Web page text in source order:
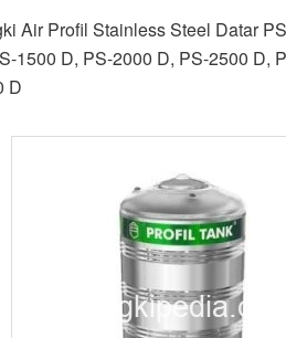
Air Profil Stainless Steel Datar
1500 D, PS-2000 D, PS-2500 D,
D